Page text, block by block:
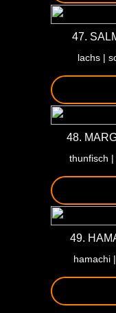
47.
lachs |
48.
thunfisch
49.
hamachi